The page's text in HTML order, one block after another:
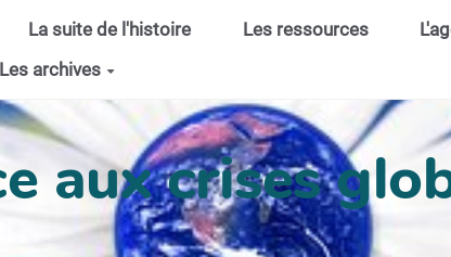
La suite de l'histoire Les ressources
Les archives
aux crises